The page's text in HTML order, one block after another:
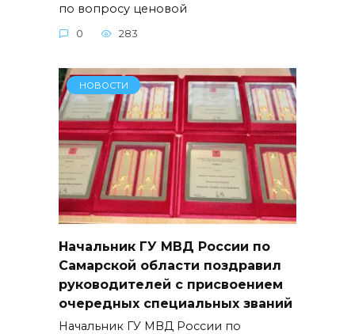
по вопросу ценовой
0 283
НОВОСТИ
Начальник ГУ МВД России по
Самарской области поздравил
руководителей с присвоением
очередных специальных званий
Начальник ГУ МВД России по